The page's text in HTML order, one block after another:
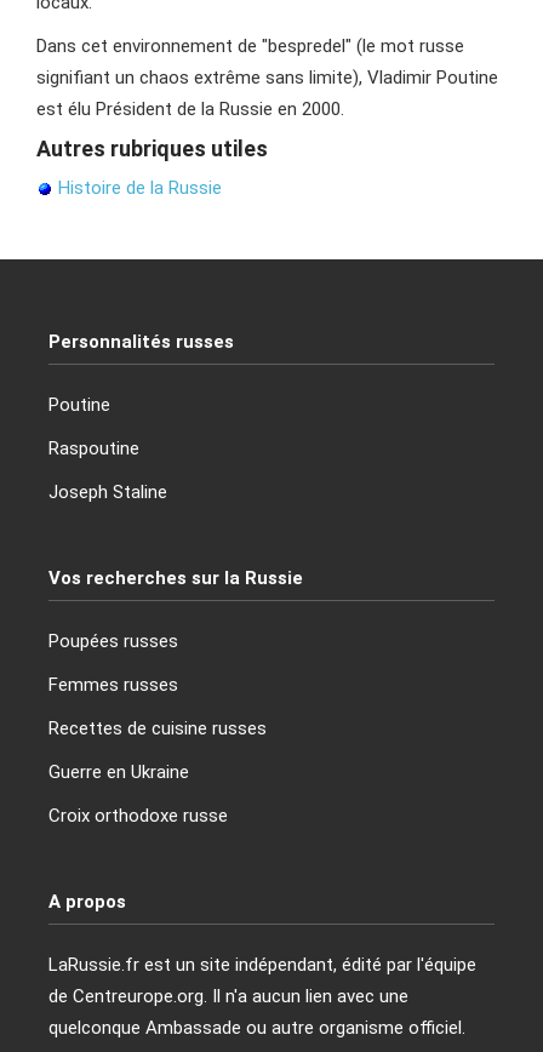
Dans cet environnement de "bespredel" (le mot russe
signifiant un chaos extrême sans limite), Vladimir Poutine
est élu Président de la Russie en 2000.
Autres rubriques utiles
Histoire de la Russie
Personnalités russes
Poutine
Raspoutine
Joseph Staline
Vos recherches sur la Russie
Poupées russes
Femmes russes
Recettes de cuisine russes
Guerre en Ukraine
Croix orthodoxe russe
A propos
LaRussie.fr est un site indépendant, édité par l'équipe
de Centreurope.org. Il n'a aucun lien avec une
quelconque Ambassade ou autre organisme officiel.